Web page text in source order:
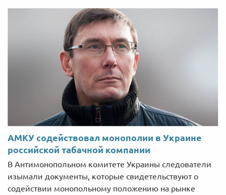
АМКУ содействовал монополии в Украине
российской табачной компании
В Антимонопольном комитете Украины следователи
изымали документы, которые свидетельствуют о
содействии монопольному положению на рынке